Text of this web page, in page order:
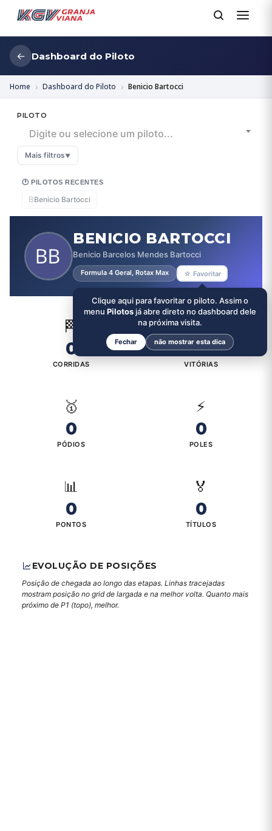
← Dashboard do Piloto
Home Dashboard do Piloto Benicio Bartocci
PILOTO
Digite ou selecione um piloto...
Mais filtros▼
🕐 PILOTOS RECENTES
BBenicio Bartocci
BENICIO BARTOCCI
Benicio Barcelos Mendes Bartocci
Formula 4 Geral, Rotax Max ☆ Favoritar
🏁
0
CORRIDAS
🏆
0
VITÓRIAS
🥇
0
PÓDIOS
⚡
0
POLES
📊
0
PONTOS
🏅
0
TÍTULOS
EVOLUÇÃO DE POSIÇÕES
Posição de chegada ao longo das etapas. Linhas tracejadas
mostram posição no grid de largada e na melhor volta. Quanto mais
próximo de P1 (topo), melhor.
Clique aqui para favoritar o piloto. Assim o
menu Pilotos já abre direto no dashboard dele
na próxima visita.
Fechar não mostrar esta dica